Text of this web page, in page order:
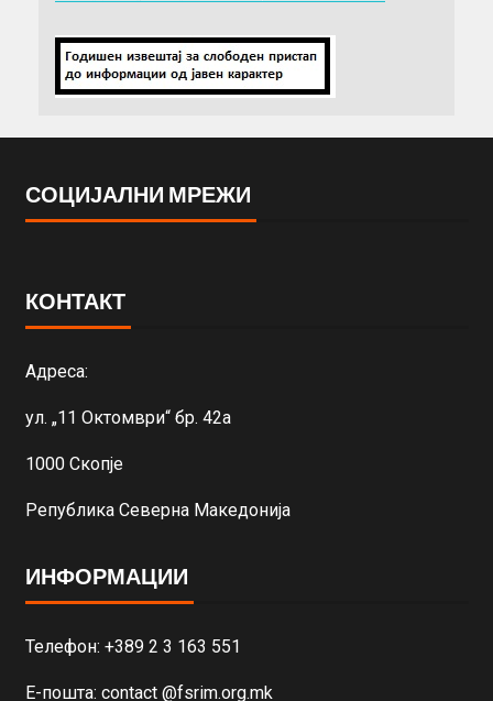
СОЦИЈАЛНИ МРЕЖИ
КОНТАКТ
Адреса:
ул. „11 Октомври“ бр. 42а
1000 Скопје
Република Северна Македонија
ИНФОРМАЦИИ
Телефон: +389 2 3 163 551
Е-пошта: contact @fsrim.org.mk